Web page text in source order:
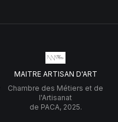
MAITRE ARTISAN D'ART
Chambre des Métiers et de
l'Artisanat
de PACA, 2025.